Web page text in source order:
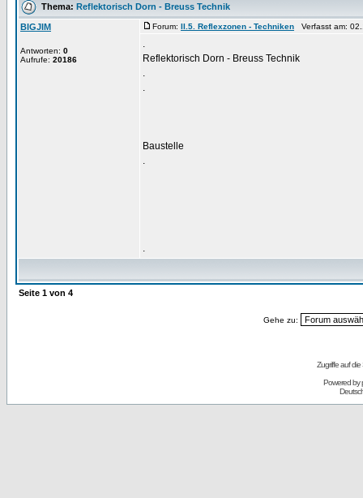
Thema: Reflektorisch Dorn - Breuss Technik
BIGJIM
Antworten: 0
Aufrufe: 20186
Forum: II.5. Reflexzonen - Techniken Verfasst am:
.
Reflektorisch Dorn - Breuss Technik
.
.
Baustelle
.
.
Seite 1 von 4
Gehe zu:
Zugriffe auf
Powered by